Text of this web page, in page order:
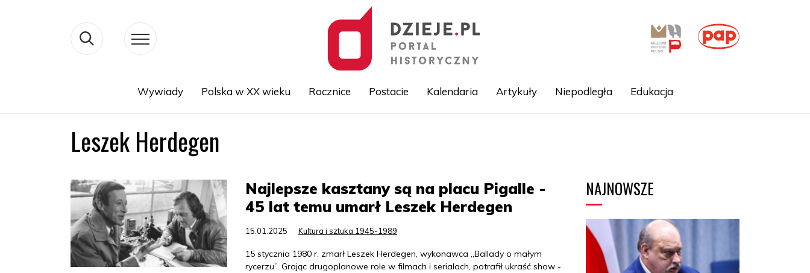
Wywiady Polska w XX wieku Rocznice Postacie Kalendaria Artykuły Niepodległa Edukacja
Leszek Herdegen
Najlepsze kasztany są na placu Pigalle -
45 lat temu umarł Leszek Herdegen
15.01.2025 Kultura i sztuka 1945-1989
15 stycznia 1980 r. zmarł Leszek Herdegen, wykonawca „Ballady o małym
rycerzu”. Grając drugoplanowe role w filmach i serialach, potrafił ukraść show -
NAJNOWSZE